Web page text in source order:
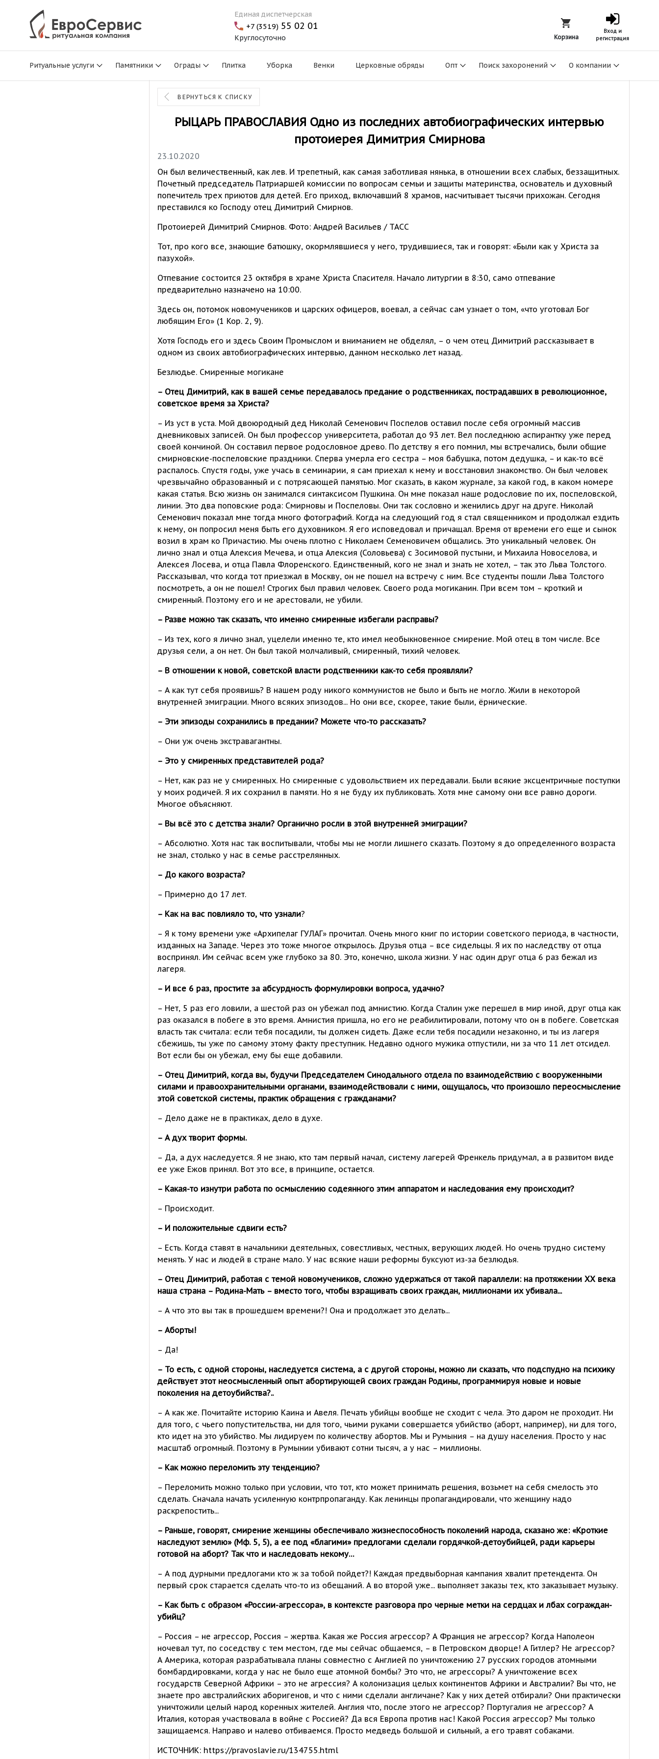
Единая диспетчерская
+7 (3519) 55 02 01
Круглосуточно Корзина
Вход и
регистрация
Ритуальные услуги Памятники Ограды Плитка Уборка Венки Церковные обряды Опт Поиск захоронений О компании
ВЕРНУТЬСЯ К СПИСКУ
РЫЦАРЬ ПРАВОСЛАВИЯ Одно из последних автобиографических интервью
протоиерея Димитрия Смирнова
23.10.2020
Он был величественный, как лев. И трепетный, как самая заботливая нянька, в отношении всех слабых, беззащитных.
Почетный председатель Патриаршей комиссии по вопросам семьи и защиты материнства, основатель и духовный
попечитель трех приютов для детей. Его приход, включавший 8 храмов, насчитывает тысячи прихожан. Сегодня
преставился ко Господу отец Димитрий Смирнов.
Протоиерей Димитрий Смирнов. Фото: Андрей Васильев / ТАСС
Тот, про кого все, знающие батюшку, окормлявшиеся у него, трудившиеся, так и говорят: «Были как у Христа за
пазухой».
Отпевание состоится 23 октября в храме Христа Спасителя. Начало литургии в 8:30, само отпевание
предварительно назначено на 10:00.
Здесь он, потомок новомучеников и царских офицеров, воевал, а сейчас сам узнает о том, «что уготовал Бог
любящим Его» (1 Кор. 2, 9).
Хотя Господь его и здесь Своим Промыслом и вниманием не обделял, – о чем отец Димитрий рассказывает в
одном из своих автобиографических интервью, данном несколько лет назад.
Безлюдье. Смиренные могикане
– Отец Димитрий, как в вашей семье передавалось предание о родственниках, пострадавших в революционное,
советское время за Христа?
– Из уст в уста. Мой двоюродный дед Николай Семенович Поспелов оставил после себя огромный массив
дневниковых записей. Он был профессор университета, работал до 93 лет. Вел последнюю аспирантку уже перед
своей кончиной. Он составил первое родословное древо. По детству я его помнил, мы встречались, были общие
смирновские-поспеловские праздники. Сперва умерла его сестра – моя бабушка, потом дедушка, – и как-то всё
распалось. Спустя годы, уже учась в семинарии, я сам приехал к нему и восстановил знакомство. Он был человек
чрезвычайно образованный и с потрясающей памятью. Мог сказать, в каком журнале, за какой год, в каком номере
какая статья. Всю жизнь он занимался синтаксисом Пушкина. Он мне показал наше родословие по их, поспеловской,
линии. Это два поповские рода: Смирновы и Поспеловы. Они так сословно и женились друг на друге. Николай
Семенович показал мне тогда много фотографий. Когда на следующий год я стал священником и продолжал ездить
к нему, он попросил меня быть его духовником. Я его исповедовал и причащал. Время от времени его еще и сынок
возил в храм ко Причастию. Мы очень плотно с Николаем Семеновичем общались. Это уникальный человек. Он
лично знал и отца Алексия Мечева, и отца Алексия (Соловьева) с Зосимовой пустыни, и Михаила Новоселова, и
Алексея Лосева, и отца Павла Флоренского. Единственный, кого не знал и знать не хотел, – так это Льва Толстого.
Рассказывал, что когда тот приезжал в Москву, он не пошел на встречу с ним. Все студенты пошли Льва Толстого
посмотреть, а он не пошел! Строгих был правил человек. Своего рода могиканин. При всем том – кроткий и
смиренный. Поэтому его и не арестовали, не убили.
– Разве можно так сказать, что именно смиренные избегали расправы?
– Из тех, кого я лично знал, уцелели именно те, кто имел необыкновенное смирение. Мой отец в том числе. Все
друзья сели, а он нет. Он был такой молчаливый, смиренный, тихий человек.
– В отношении к новой, советской власти родственники как-то себя проявляли?
– А как тут себя проявишь? В нашем роду никого коммунистов не было и быть не могло. Жили в некоторой
внутренней эмиграции. Много всяких эпизодов... Но они все, скорее, такие были, ёрнические.
– Эти эпизоды сохранились в предании? Можете что-то рассказать?
– Они уж очень экстравагантны.
– Это у смиренных представителей рода?
– Нет, как раз не у смиренных. Но смиренные с удовольствием их передавали. Были всякие эксцентричные поступки
у моих родичей. Я их сохранил в памяти. Но я не буду их публиковать. Хотя мне самому они все равно дороги.
Многое объясняют.
– Вы всё это с детства знали? Органично росли в этой внутренней эмиграции?
– Абсолютно. Хотя нас так воспитывали, чтобы мы не могли лишнего сказать. Поэтому я до определенного возраста
не знал, столько у нас в семье расстрелянных.
– До какого возраста?
– Примерно до 17 лет.
– Как на вас повлияло то, что узнали?
– Я к тому времени уже «Архипелаг ГУЛАГ» прочитал. Очень много книг по истории советского периода, в частности,
изданных на Западе. Через это тоже многое открылось. Друзья отца – все сидельцы. Я их по наследству от отца
воспринял. Им сейчас всем уже глубоко за 80. Это, конечно, школа жизни. У нас один друг отца 6 раз бежал из
лагеря.
– И все 6 раз, простите за абсурдность формулировки вопроса, удачно?
– Нет, 5 раз его ловили, а шестой раз он убежал под амнистию. Когда Сталин уже перешел в мир иной, друг отца как
раз оказался в побеге в это время. Амнистия пришла, но его не реабилитировали, потому что он в побеге. Советская
власть так считала: если тебя посадили, ты должен сидеть. Даже если тебя посадили незаконно, и ты из лагеря
сбежишь, ты уже по самому этому факту преступник. Недавно одного мужика отпустили, ни за что 11 лет отсидел.
Вот если бы он убежал, ему бы еще добавили.
– Отец Димитрий, когда вы, будучи Председателем Синодального отдела по взаимодействию с вооруженными
силами и правоохранительными органами, взаимодействовали с ними, ощущалось, что произошло переосмысление
этой советской системы, практик обращения с гражданами?
– Дело даже не в практиках, дело в духе.
– А дух творит формы.
– Да, а дух наследуется. Я не знаю, кто там первый начал, систему лагерей Френкель придумал, а в развитом виде
ее уже Ежов принял. Вот это все, в принципе, остается.
– Какая-то изнутри работа по осмыслению содеянного этим аппаратом и наследования ему происходит?
– Происходит.
– И положительные сдвиги есть?
– Есть. Когда ставят в начальники деятельных, совестливых, честных, верующих людей. Но очень трудно систему
менять. У нас и людей в стране мало. У нас всякие наши реформы буксуют из-за безлюдья.
– Отец Димитрий, работая с темой новомучеников, сложно удержаться от такой параллели: на протяжении XX века
наша страна – Родина-Мать – вместо того, чтобы взращивать своих граждан, миллионами их убивала...
– А что это вы так в прошедшем времени?! Она и продолжает это делать...
– Аборты!
– Да!
– То есть, с одной стороны, наследуется система, а с другой стороны, можно ли сказать, что подспудно на психику
действует этот неосмысленный опыт абортирующей своих граждан Родины, программируя новые и новые
поколения на детоубийства?..
– А как же. Почитайте историю Каина и Авеля. Печать убийцы вообще не сходит с чела. Это даром не проходит. Ни
для того, с чьего попустительства, ни для того, чьими руками совершается убийство (аборт, например), ни для того,
кто идет на это убийство. Мы лидируем по количеству абортов. Мы и Румыния – на душу населения. Просто у нас
масштаб огромный. Поэтому в Румынии убивают сотни тысяч, а у нас – миллионы.
– Как можно переломить эту тенденцию?
– Переломить можно только при условии, что тот, кто может принимать решения, возьмет на себя смелость это
сделать. Сначала начать усиленную контрпропаганду. Как ленинцы пропагандировали, что женщину надо
раскрепостить...
– Раньше, говорят, смирение женщины обеспечивало жизнеспособность поколений народа, сказано же: «Кроткие
наследуют землю» (Мф. 5, 5), а ее под «благими» предлогами сделали гордячкой-детоубийцей, ради карьеры
готовой на аборт? Так что и наследовать некому…
– А под дурными предлогами кто ж за тобой пойдет?! Каждая предвыборная кампания хвалит претендента. Он
первый срок старается сделать что-то из обещаний. А во второй уже... выполняет заказы тех, кто заказывает музыку.
– Как быть с образом «России-агрессора», в контексте разговора про черные метки на сердцах и лбах сограждан-
убийц?
– Россия – не агрессор, Россия – жертва. Какая же Россия агрессор? А Франция не агрессор? Когда Наполеон
ночевал тут, по соседству с тем местом, где мы сейчас общаемся, – в Петровском дворце! А Гитлер? Не агрессор?
А Америка, которая разрабатывала планы совместно с Англией по уничтожению 27 русских городов атомными
бомбардировками, когда у нас не было еще атомной бомбы? Это что, не агрессоры? А уничтожение всех
государств Северной Африки – это не агрессия? А колонизация целых континентов Африки и Австралии? Вы что, не
знаете про австралийских аборигенов, и что с ними сделали англичане? Как у них детей отбирали? Они практически
уничтожили целый народ коренных жителей. Англия что, после этого не агрессор? Португалия не агрессор? А
Италия, которая участвовала в войне с Россией? Да вся Европа против нас! Какой Россия агрессор? Мы только
защищаемся. Направо и налево отбиваемся. Просто медведь большой и сильный, а его травят собаками.
ИСТОЧНИК: https://pravoslavie.ru/134755.html